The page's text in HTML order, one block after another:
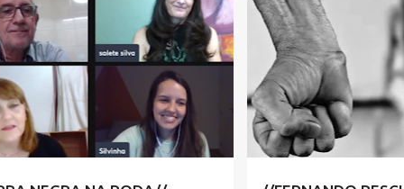
SERRA NEGRA SILVINHA FORATO
NEGRA +
VIVIANI CARRARO
FERNANDO PESCIOTTA
NOTÍCIAS SERRA NEGRA
VIVA! SERRA NEGRA